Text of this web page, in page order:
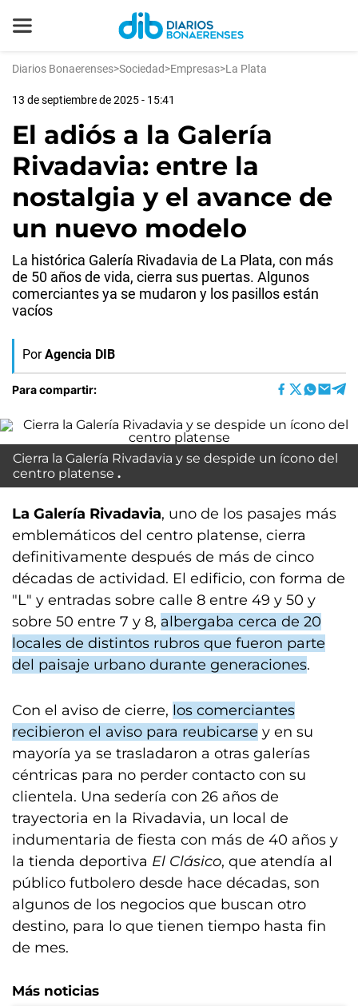
Diarios Bonaerenses>Sociedad>Empresas>La Plata
13 de septiembre de 2025 - 15:41
El adiós a la Galería
Rivadavia: entre la
nostalgia y el avance de
un nuevo modelo
La histórica Galería Rivadavia de La Plata, con más
de 50 años de vida, cierra sus puertas. Algunos
comerciantes ya se mudaron y los pasillos están
vacíos
Por Agencia DIB
Para compartir:
Cierra la Galería Rivadavia y se despide un ícono del
centro platense
La Galería Rivadavia, uno de los pasajes más
emblemáticos del centro platense, cierra
definitivamente después de más de cinco
décadas de actividad. El edificio, con forma de
"L" y entradas sobre calle 8 entre 49 y 50 y
sobre 50 entre 7 y 8, albergaba cerca de 20
locales de distintos rubros que fueron parte
del paisaje urbano durante generaciones.
Con el aviso de cierre, los comerciantes
recibieron el aviso para reubicarse y en su
mayoría ya se trasladaron a otras galerías
céntricas para no perder contacto con su
clientela. Una sedería con 26 años de
trayectoria en la Rivadavia, un local de
indumentaria de fiesta con más de 40 años y
la tienda deportiva El Clásico, que atendía al
público futbolero desde hace décadas, son
algunos de los negocios que buscan otro
destino, para lo que tienen tiempo hasta fin
de mes.
Más noticias